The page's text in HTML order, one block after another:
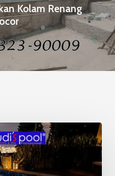
Kolam Renang